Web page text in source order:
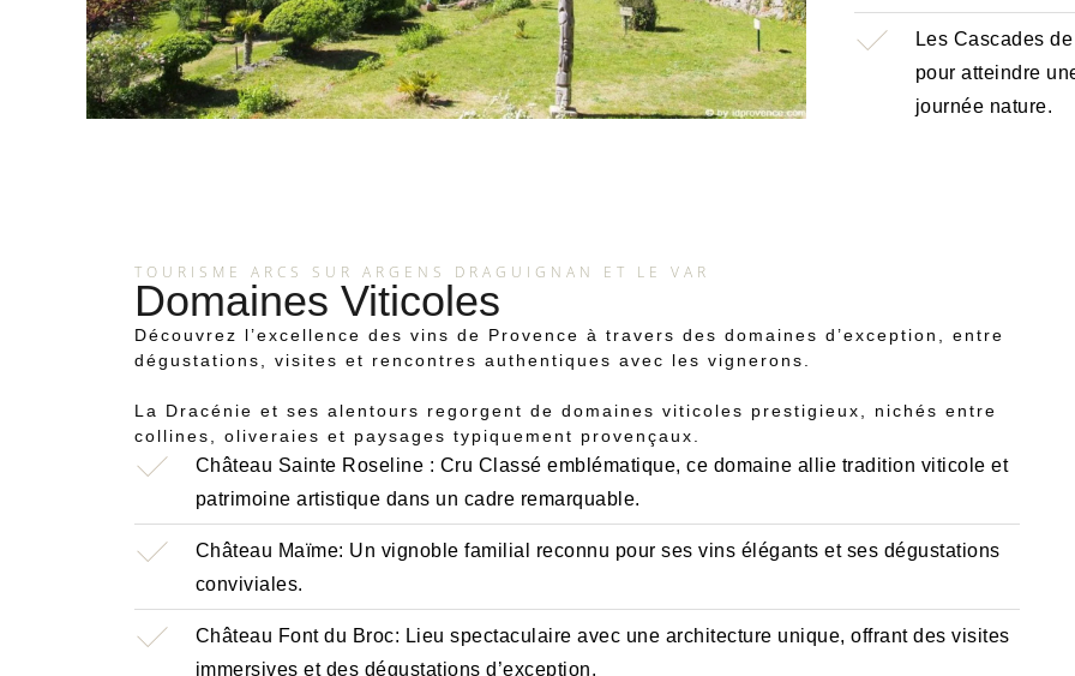
Les Cascades
pour atteindre
journée nature.
TOURISME ARCS SUR ARGENS DRAGUIGNAN ET LE VAR
Domaines Viticoles
Découvrez l’excellence des vins de Provence à travers des domaines d’exception, entre
dégustations, visites et rencontres authentiques avec les vignerons.
La Dracénie et ses alentours regorgent de domaines viticoles prestigieux, nichés entre
collines, oliveraies et paysages typiquement provençaux.
Château Sainte Roseline : Cru Classé emblématique, ce domaine allie tradition viticole et
patrimoine artistique dans un cadre remarquable.
Château Maïme: Un vignoble familial reconnu pour ses vins élégants et ses dégustations
conviviales.
Château Font du Broc: Lieu spectaculaire avec une architecture unique, offrant des visites
immersives et des dégustations d’exception.